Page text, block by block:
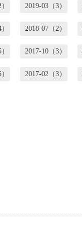
2019-03（3）
2018-07（2）
2017-10（3）
2017-02（3）